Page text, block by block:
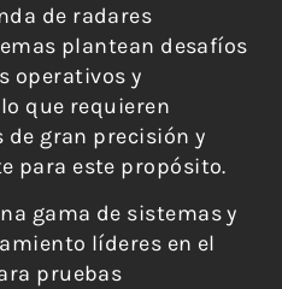
de radares
plantean desafíos
operativos y
que requieren
gran precisión y
para este propósito.
gama de sistemas y
líderes en el
pruebas